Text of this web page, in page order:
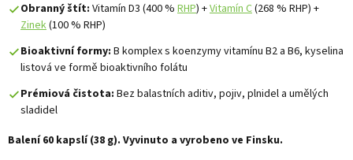
Obranný štít: Vitamín D3 (400 % RHP) +Vitamín C(268 % RHP) +
Zinek(100 % RHP)
Bioaktivní formy: B komplex s koenzymy vitamínu B2 a B6, kyselina
listová ve formě bioaktivního folátu
Prémiová čistota: Bez balastních aditiv, pojiv, plnidel a umělých
sladidel
Balení 60 kapslí (38 g). Vyvinuto a vyrobeno ve Finsku.